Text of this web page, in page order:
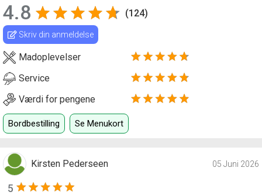
4.8 (124)
Skriv din anmeldelse
Madoplevelser
Service
Værdi for pengene
Bordbestilling Se Menukort
Kirsten Pederseen 05 Juni 2026
5